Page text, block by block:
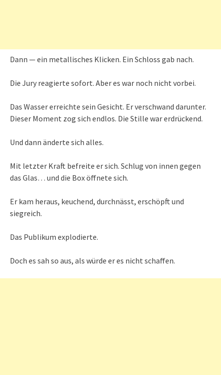
Dann — ein metallisches Klicken. Ein Schloss gab nach.
Die Jury reagierte sofort. Aber es war noch nicht vorbei.
Das Wasser erreichte sein Gesicht. Er verschwand darunter.
Dieser Moment zog sich endlos. Die Stille war erdrückend.
Und dann änderte sich alles.
Mit letzter Kraft befreite er sich. Schlug von innen gegen
das Glas… und die Box öffnete sich.
Er kam heraus, keuchend, durchnässt, erschöpft und
siegreich.
Das Publikum explodierte.
Doch es sah so aus, als würde er es nicht schaffen.